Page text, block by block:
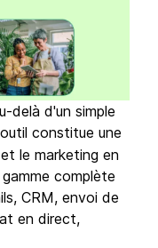
delà d'un simple
constitue une
le marketing en
complète
CRM, envoi de
en direct,